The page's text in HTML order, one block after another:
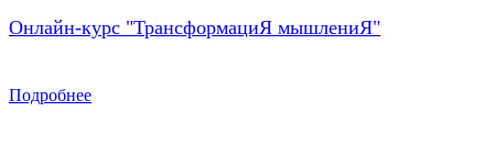
Онлайн-курс "ТрансформациЯ мышлениЯ"
Подробнее